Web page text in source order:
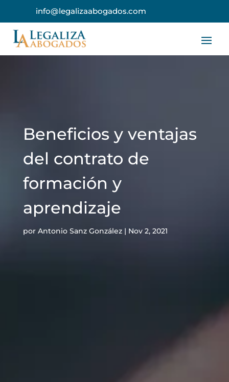
info@legalizaabogados.com
Beneficios y ventajas
del contrato de
formación y
aprendizaje
por Antonio Sanz González| Nov 2, 2021